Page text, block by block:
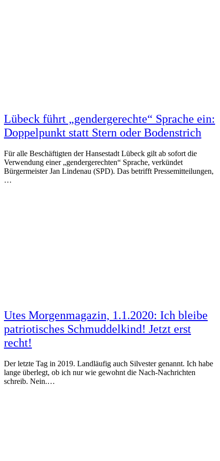
Lübeck führt „gendergerechte“ Sprache ein:
Doppelpunkt statt Stern oder Bodenstrich
Für alle Beschäftigten der Hansestadt Lübeck gilt ab sofort die
Verwendung einer „gendergerechten“ Sprache, verkündet
Bürgermeister Jan Lindenau (SPD). Das betrifft Pressemitteilungen,
…
Utes Morgenmagazin, 1.1.2020: Ich bleibe
patriotisches Schmuddelkind! Jetzt erst
recht!
Der letzte Tag in 2019. Landläufig auch Silvester genannt. Ich habe
lange überlegt, ob ich nur wie gewohnt die Nach-Nachrichten
schreib. Nein.…